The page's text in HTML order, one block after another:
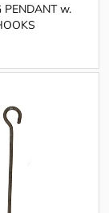
PENDANT w.